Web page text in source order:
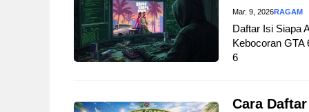
Mar. 9, 2026RAGAM
Daftar Isi Siapa
Kebocoran GTA
6
Cara